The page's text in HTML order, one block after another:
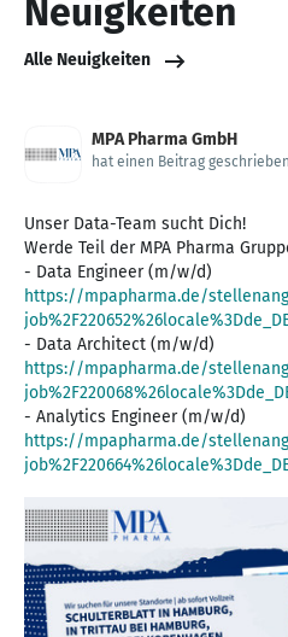
Neuigkeiten
Alle Neuigkeiten
MPA Pharma GmbH
hat einen Beitrag geschrieben
Unser Data-Team sucht Dich!
Werde Teil der MPA Pharma
https://mpapharma.de/
https://mpapharma.de/
https://mpapharma.de/